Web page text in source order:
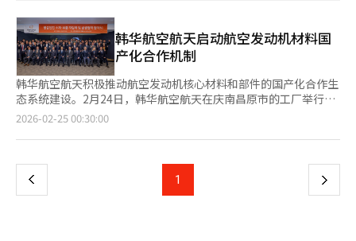
为国内最大且独占的防务企业地位。此外，韩华的出口竞争力也将
得到提升。分析认为，韩华有望建立独特的防务生态系统，从而为
与洛克希德·马丁和波音等全球综合防务企业竞争奠定基础。现代
汽车集团则希望借此突破AAM业务的瓶颈。自2020年在美国成立
专门的AAM公司“Genesis Air Mobility（现为Supernal）”以
来，虽然独立开发了机体，但尚未取得显著成果。去年，现代汽车
集团的累计亏损已达2万亿韩元，其中包括4560亿韩元的亏损。业
界普遍认为，若现代汽车集团收购KAI，将能在减轻自身研发投资
负担的同时，补充不足的航空硬件能力。在共同开发过程中获得的
人等下一代业务。通过一次投资，现代汽车集团有望获得未来的核
心技术，因此可能会自愿承担KAI的战略合作伙伴角色。LIG D&A
也被持续提及为潜在收购候选者。由于在导弹、雷达和航空电子领
区举行，扩大了全国巡回科学节的体验机会，吸引了包括20家政府
研究机构在内的约60家机构参与。活动的核心是国家研发区，展示
了航空、生物、量子等国家战略技术领域的研究成果。韩国材料研
究院与韩华航空航天公司联合展示了航空发动机关键部件的国产化
技术。材料研究院的代表表示，“航空发动机仍然高度依赖进口部
件，我们正与韩华合作推进关键部件的国产化。”特别引人注目的
是用于涡轮叶片的材料。材料研究院开发了第三代单晶高温合金，
已进入实用化阶段。这种材料是决定航空发动机性能的关键，目前
正在进行性能验证测试。此外，还在开发提高尺寸精度和缺陷控制
京畿道抱川市的学生赵允灿（11岁）表示，“AI很神奇，机器人拳
击特别有趣。”同校的李宥珍（11岁）也说，“体验机器人后，科
韩华航空航天启动航空发动机材料国
产化合作机制
韩华航空航天积极推动航空发动机核心材料和部件的国产化合作生
态系统建设。2月24日，韩华航空航天在庆南昌原市的工厂举行
了“航空发动机材料及部件国产化与合作协议”签署仪式。此次协
及韩国工业技术试验院、韩国化学融合试验研究院、韩国技术教育
统推进航空发动机部件和材料的国产化，组建联合体进行研发和测
试认证。公司还计划制定全球供应链战略，帮助合作伙伴进入国际
2026-02-25 00:30:00
上
页
1 下